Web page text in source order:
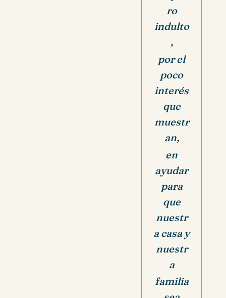
ro
indulto
,
por el
poco
interés
que
muestr
an,
en
ayudar
para
que
nuestr
a casa y
nuestr
a
familia